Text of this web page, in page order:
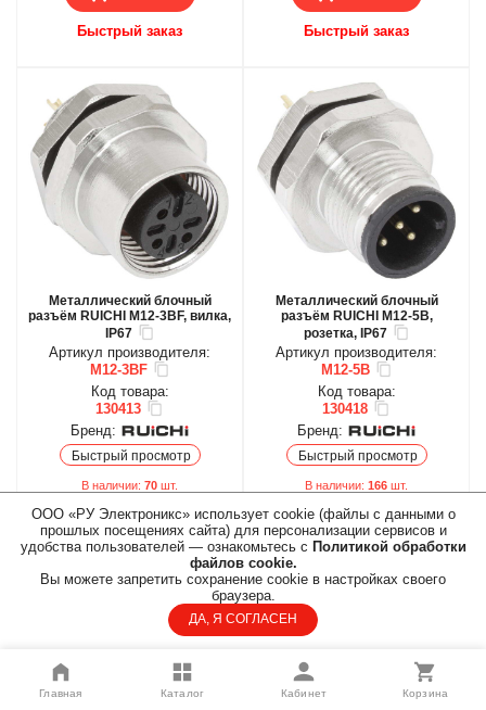
Быстрый заказ Быстрый заказ
Металлический блочный
разъём RUICHI M12-3BF, вилка,
IP67
Артикул производителя:
M12-3BF
Код товара:
130413
Бренд:
Быстрый просмотр
В наличии: 70 шт.
БЦ: 156.40 руб./шт.
ОПТ
ОПТ: 140.70 руб./шт.
ПАРТНЕР:по запросу
Быстрый заказ
Металлический блочный
разъём RUICHI M12-5B,
розетка, IP67
Артикул производителя:
M12-5B
Код товара:
130418
Бренд:
Быстрый просмотр
В наличии: 166 шт.
БЦ:236.80 руб./шт.
ОПТ
ОПТ:213.03 руб./шт.
ПАРТНЕР:по запросу
Быстрый заказ
ООО «РУ Электроникс» использует cookie (файлы с данными о
прошлых посещениях сайта) для персонализации сервисов и
удобства пользователей — ознакомьтесь с Политикой обработки
файлов cookie.
Вы можете запретить сохранение cookie в настройках своего
браузера.
ДА, Я СОГЛАСЕН
Главная Каталог Кабинет Корзина